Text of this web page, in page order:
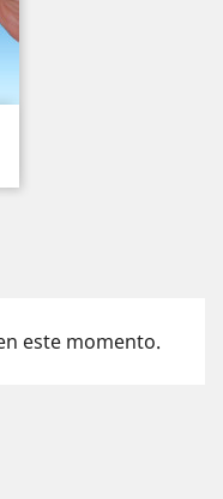
este momento.